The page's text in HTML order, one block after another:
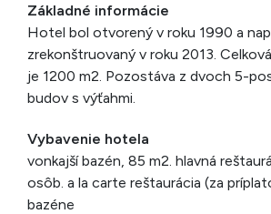
Základné informácie
Hotel bol otvorený v roku 1990 a
zrekonštruovaný v roku 2013.
je 1200 m2. Pozostáva z dvoch 5-
budov s výťahmi.
Vybavenie hotela
vonkajší bazén, 85 m2. hlavná
osôb. a la carte reštaurácia (za
bazéne